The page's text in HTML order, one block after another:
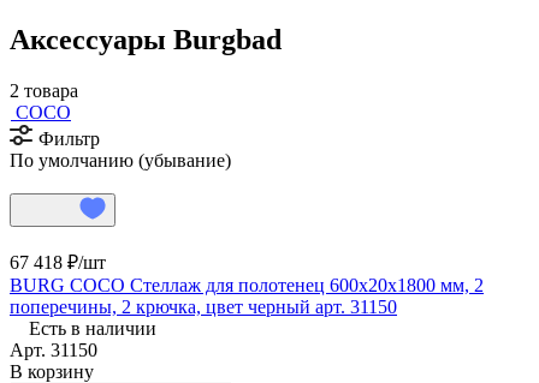
Аксессуары Burgbad
2 товара
COCO
Фильтр
По умолчанию (убывание)
67 418 ₽/шт
BURG COCO Стеллаж для полотенец 600х20х1800 мм, 2
поперечины, 2 крючка, цвет черный арт. 31150
Есть в наличии
Арт. 31150
В корзину